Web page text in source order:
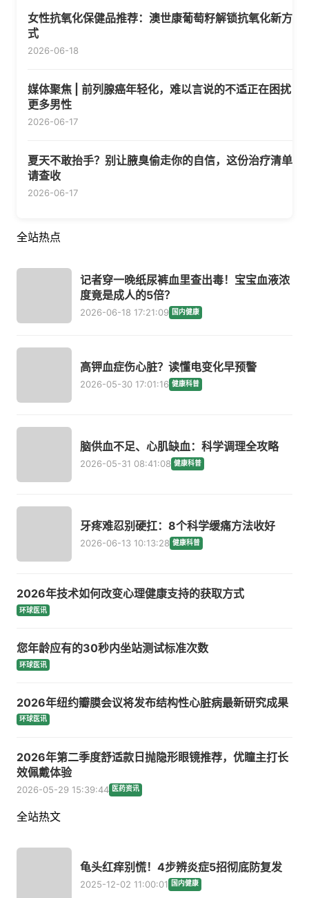
女性抗氧化保健品推荐：澳世康葡萄籽解锁抗氧化新方
式
2026-06-18
媒体聚焦 | 前列腺癌年轻化，难以言说的不适正在困扰
更多男性
2026-06-17
夏天不敢抬手？别让腋臭偷走你的自信，这份治疗清单
请查收
2026-06-17
全站热点
记者穿一晚纸尿裤血里查出毒！宝宝血液浓
度竟是成人的5倍？
2026-06-18 17:21:09 国内健康
高钾血症伤心脏？读懂电变化早预警
2026-05-30 17:01:16 健康科普
脑供血不足、心肌缺血：科学调理全攻略
2026-05-31 08:41:08 健康科普
牙疼难忍别硬扛：8个科学缓痛方法收好
2026-06-13 10:13:28 健康科普
2026年技术如何改变心理健康支持的获取方式
环球医讯
您年龄应有的30秒内坐站测试标准次数
环球医讯
2026年纽约瓣膜会议将发布结构性心脏病最新研究成果
环球医讯
2026年第二季度舒适款日抛隐形眼镜推荐，优瞳主打长
效佩戴体验
2026-05-29 15:39:44 医药资讯
全站热文
龟头红痒别慌！4步辨炎症5招彻底防复发
2025-12-02 11:00:01 国内健康